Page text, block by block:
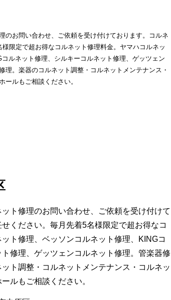
のお問い合わせ、ご依頼を受け付けております。コルネ
限定で超お得なコルネット修理料金。ヤマハコルネッ
ルネット修理、シルキーコルネット修理、ゲッツェン
理。楽器のコルネット調整・コルネットメンテナンス・
ールもご相談ください。
ト修理のお問い合わせ、ご依頼を受け付けて
ください。毎月先着5名様限定で超お得なコ
ト修理、ベッソンコルネット修理、KINGコ
修理、ゲッツェンコルネット修理。管楽器修
ト調整・コルネットメンテナンス・コルネッ
ルもご相談ください。